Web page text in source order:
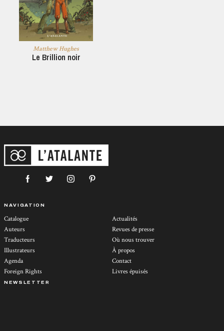
Matthew Hughes
Le Brillion noir
NAVIGATION
Catalogue
Auteurs
Traducteurs
Illustrateurs
Agenda
Foreign Rights
Actualités
Revues de presse
Où nous trouver
À propos
Contact
Livres épuisés
NEWSLETTER